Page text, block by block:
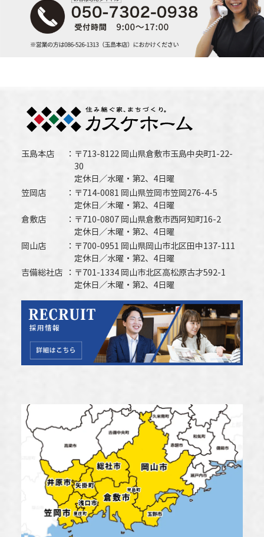
玉島本店
〒713-8122 岡山県倉敷市玉島中央町1-22-
30
定休日／水曜・第2、4日曜
笠岡店
〒714-0081 岡山県笠岡市笠岡276-4-5
定休日／木曜・第2、4日曜
倉敷店
〒710-0807 岡山県倉敷市西阿知町16-2
定休日／木曜・第2、4日曜
岡山店
〒700-0951 岡山県岡山市北区田中137-111
定休日／水曜・第2、4日曜
吉備総社店
〒701-1334 岡山市北区高松原古才592-1
定休日／木曜・第2、4日曜